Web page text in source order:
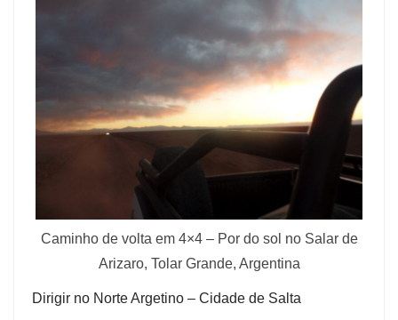
Caminho de volta em 4×4 – Por do sol no Salar de
Arizaro, Tolar Grande, Argentina
Dirigir no Norte Argetino – Cidade de Salta